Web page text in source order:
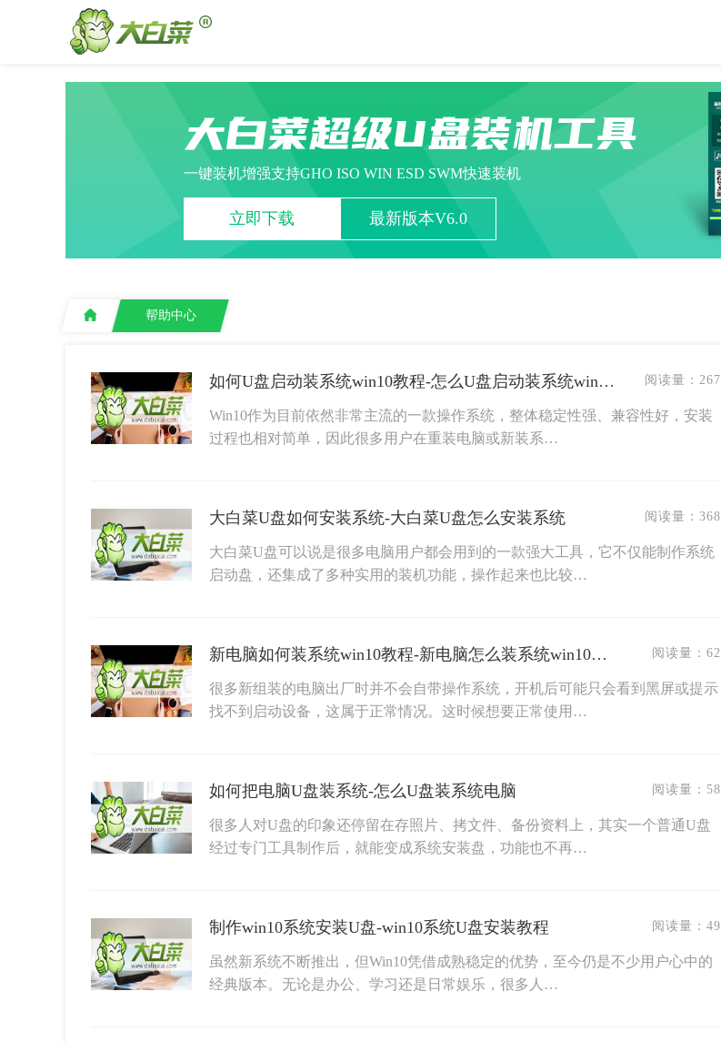
大白菜超级U盘装机工具
一键装机增强支持GHO ISO WIN ESD SWM快速装机
立即下载 最新版本V6.0
帮助中心
如何U盘启动装系统win10教程-怎么U盘启动装系统win10教程 阅读量： 267
Win10作为目前依然非常主流的一款操作系统，整体稳定性强、兼容性好，安装
过程也相对简单，因此很多用户在重装电脑或新装系…
大白菜U盘如何安装系统-大白菜U盘怎么安装系统 阅读量： 368
大白菜U盘可以说是很多电脑用户都会用到的一款强大工具，它不仅能制作系统
启动盘，还集成了多种实用的装机功能，操作起来也比较…
新电脑如何装系统win10教程-新电脑怎么装系统win10教程 阅读量： 62
很多新组装的电脑出厂时并不会自带操作系统，开机后可能只会看到黑屏或提示
找不到启动设备，这属于正常情况。这时候想要正常使用…
如何把电脑U盘装系统-怎么U盘装系统电脑 阅读量： 58
很多人对U盘的印象还停留在存照片、拷文件、备份资料上，其实一个普通U盘
经过专门工具制作后，就能变成系统安装盘，功能也不再…
制作win10系统安装U盘-win10系统U盘安装教程 阅读量： 49
虽然新系统不断推出，但Win10凭借成熟稳定的优势，至今仍是不少用户心中的
经典版本。无论是办公、学习还是日常娱乐，很多人…